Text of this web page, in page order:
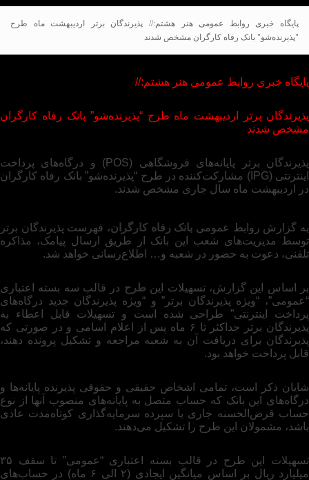
پایگاه خبری روابط عمومی هنر هشتم:// پذیرندگان برتر اردیبهشت ماه طرح
"پذیرنده‌شو" بانک رفاه کارگران مشخص شدند
پایگاه خبری روابط عمومی هنر هشتم://
پذیرندگان برتر اردیبهشت ماه طرح “پذیرنده‌شو” بانک رفاه کارگران
مشخص شدند
پذیرندگان برتر پایانه‌های فروشگاهی (POS) و درگاه‌های پرداخت
اینترنتی (IPG) مشارکت‌کننده در طرح “پذیرنده‌شو” بانک رفاه کارگران
در اردیبهشت ماه سال جاری مشخص شدند.
به گزارش روابط عمومی بانک رفاه کارگران، فهرست پذیرندگان برتر
توسط مدیریت‌های شعب این بانک از طریق ارسال پیامک، مذاکره
تلفنی، دعوت به حضور در شعبه و… اطلاع‌رسانی خواهد شد.
بر اساس این گزارش، تسهیلات این طرح در قالب سه بسته اعتباری
“عمومی”، “ویژه پذیرندگان برتر” و “ویژه پذیرندگان جدید درگاه‌های
پرداخت اینترنتی” طراحی شده است و تسهیلات قابل اعطاء به
پذیرندگان برتر حداکثر تا ۶ ماه پس از اعلام اسامی و در صورتی که
پذیرندگان برای دریافت آن به شعبه مراجعه و تشکیل پرونده دهند،
قابل پرداخت خواهد بود.
شایان ذکر است، تمامی اشخاص حقیقی و حقوقی پذیرنده پایانه‌ها و
درگاه‌های این بانک که حساب متصل به پایانه‌های منصوب آنها از نوع
حساب قرض‌الحسنه جاری یا سپرده سرمایه‌گذاری کوتاه‌مدت عادی
باشد، مشمولان این طرح را تشکیل می‌دهند.
تسهیلات این طرح در قالب بسته اعتباری “عمومی” تا سقف ۳۵
میلیارد ریال بر اساس میانگین ایجادی (۲ الی ۶ ماه) در حساب‌های